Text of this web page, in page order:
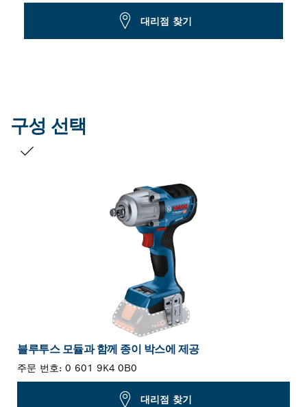
대리점 찾기
구성 선택
블루투스 모듈과 함께 종이 박스에 제공
주문 번호: 0 601 9K4 0B0
대리점 찾기